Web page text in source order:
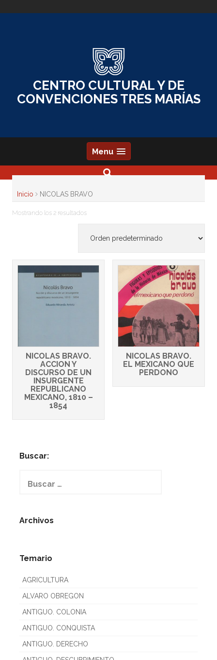
to
CENTRO CULTURAL Y DE
CONVENCIONES TRES MARÍAS
Menu
Inicio NICOLAS BRAVO
Mostrando los 2 resultados
NICOLAS BRAVO.
ACCION Y
DISCURSO DE UN
INSURGENTE
REPUBLICANO
MEXICANO, 1810 –
1854
NICOLAS BRAVO.
EL MEXICANO QUE
PERDONO
Buscar:
Archivos
Temario
AGRICULTURA
ALVARO OBREGON
ANTIGUO. COLONIA
ANTIGUO. CONQUISTA
ANTIGUO. DERECHO